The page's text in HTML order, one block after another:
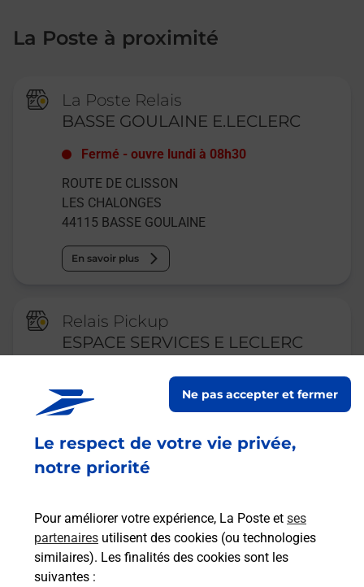
Le respect de votre vie privée,
notre priorité
Pour améliorer votre expérience, La Poste et ses
partenaires utilisent des cookies (ou technologies
similaires). Les finalités des cookies sont les
suivantes :
Ne pas accepter et fermer
La Poste à proximité
La Poste Relais
BASSE GOULAINE E.LECLERC
Fermé -ouvre lundi à 08h30
ROUTE DE CLISSON
LES CHALONGES
44115 BASSE GOULAINE
En savoir plus
Relais Pickup
ESPACE SERVICES E LECLERC
Fermé ouvre lundi à 08h30
ESPACE SERVICES SUR PARKING
44115 BASSE GOULAINE
Malin !